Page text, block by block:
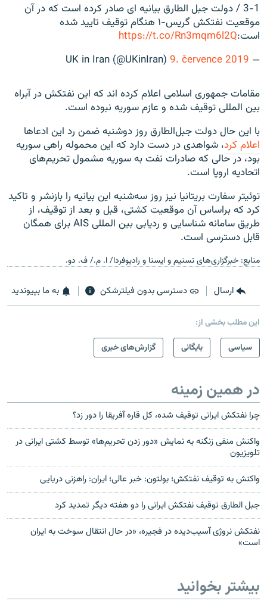
3-1 / دولت جبل الطارق بیانیه ای صادر کرده است که در آن
موقعیت نفتکش گریس-۱ هنگام توقیف تایید شده
است:‌https://t.co/Rn3mqm6l2Q
— UK in Iran (@UKinIran)
9. července 2019
مقامات جمهوری اسلامی اعلام کرده اند که این نفتکش در آبراه
بین المللی توقیف شده و عازم سوریه نبوده است.
با این حال دولت جبل‌الطارق روز دوشنبه ضمن رد این ادعاها
اعلام کرد، شواهدی در دست دارد که این محموله راهی سوریه
بود، در حالی که صادرات نفت به سوریه مشمول تحریم‌های
اتحادیه اروپا است.
توئیتر سفارت بریتانیا نیز روز سه‌شنبه این بیانیه را بازنشر و تاکید
کرد که براساس آن موقعیت کشتی، قبل و بعد از توقیف، از
طریق سامانه شناسایی و ردیابی بین المللی AIS برای همگان
قابل دسترسی است.
منابع: خبرگزاری‌های تسنیم و ایسنا و رادیوفردا/ ا. م./ ف. دو.
ارسال دسترسی بدون فیلترشکن به ما بپیوندید
این مطلب بخشی از:
سیاسی
بایگانی گزارش‌های خبری
در همین زمینه
چرا نفتکش ایرانی توقیف شده، کل قاره آفریقا را دور زد؟
واکنش منفی زنگنه به نمایش «دور زدن تحریم‌ها» توسط کشتی ایرانی در
تلویزیون
واکنش به توقیف نفتکش؛ بولتون: خبر عالی؛ ایران: راهزنی دریایی
جبل الطارق توقیف نفتکش ایرانی را دو هفته دیگر تمدید کرد
نفتکش نروژی آسیب‌دیده در فجیره، «در حال انتقال سوخت به ایران
است»
بیشتر بخوانید